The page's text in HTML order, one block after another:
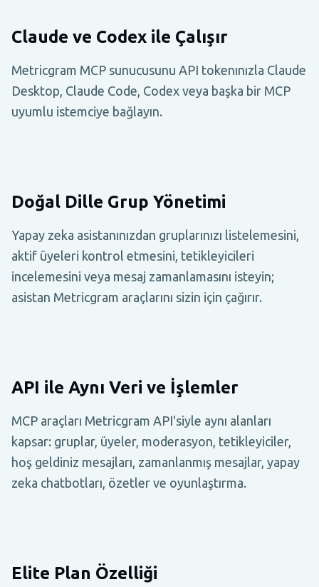
Claude ve Codex ile Çalışır
Metricgram MCP sunucusunu API tokenınızla Claude
Desktop, Claude Code, Codex veya başka bir MCP
uyumlu istemciye bağlayın.
Doğal Dille Grup Yönetimi
Yapay zeka asistanınızdan gruplarınızı listelemesini,
aktif üyeleri kontrol etmesini, tetikleyicileri
incelemesini veya mesaj zamanlamasını isteyin;
asistan Metricgram araçlarını sizin için çağırır.
API ile Aynı Veri ve İşlemler
MCP araçları Metricgram API'siyle aynı alanları
kapsar: gruplar, üyeler, moderasyon, tetikleyiciler,
hoş geldiniz mesajları, zamanlanmış mesajlar, yapay
zeka chatbotları, özetler ve oyunlaştırma.
Elite Plan Özelliği